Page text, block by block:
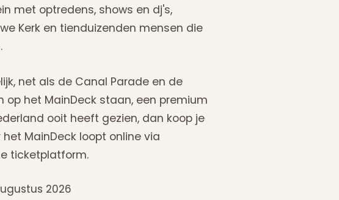
met optredens, shows en dj's,
Kerk en tienduizenden mensen die
net als de Canal Parade en de
het MainDeck staan, een premium
ooit heeft gezien, dan koop je
MainDeck loopt online via
ticketplatform.
2026